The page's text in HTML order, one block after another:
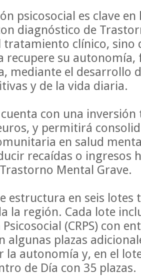
psicosocial es clave
diagnóstico de
tratamiento clínico, sino
recupere su
mediante el desarrollo
y de la vida diaria.
con una inversión
y permitirá
en salud
recaídas o ingresos
Mental Grave.
estructura en seis lotes
la región. Cada lote
(CRPS) con
algunas plazas
la autonomía y, en el
de Día con 35 plazas.